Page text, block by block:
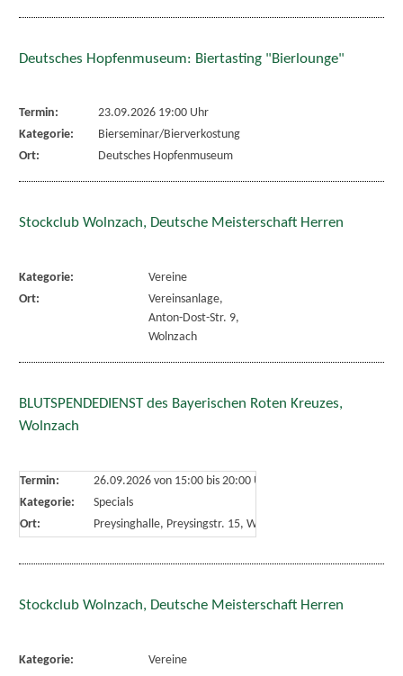
Deutsches Hopfenmuseum: Biertasting "Bierlounge"
Termin:
23.09.2026 19:00 Uhr
Kategorie:
Bierseminar/Bierverkostung
Ort:
Deutsches Hopfenmuseum
Stockclub Wolnzach, Deutsche Meisterschaft Herren
Kategorie:
Vereine
Ort:
Vereinsanlage,
Anton-Dost-Str. 9,
Wolnzach
BLUTSPENDEDIENST des Bayerischen Roten Kreuzes,
Wolnzach
Termin: 26.09.2026 von 15:00bis 20:00 Uhr
Kategorie:
Specials
Ort:
Preysinghalle, Preysingstr. 15, Wolnzach
Stockclub Wolnzach, Deutsche Meisterschaft Herren
Kategorie:
Vereine